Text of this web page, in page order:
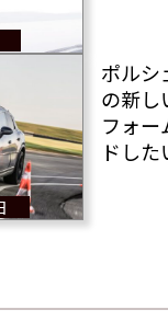
ポルシ
の新し
フォー
ドし